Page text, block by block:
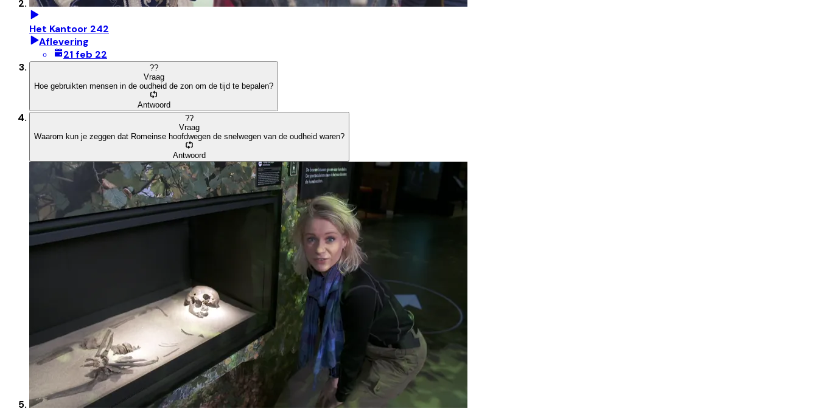
Het Kantoor 242
Aflevering
21 feb 22
??
Vraag
Hoe gebruikten mensen in de oudheid de zon om de tijd te bepalen?
Antwoord
??
Vraag
Waarom kun je zeggen dat Romeinse hoofdwegen de snelwegen van de oudheid waren?
Antwoord